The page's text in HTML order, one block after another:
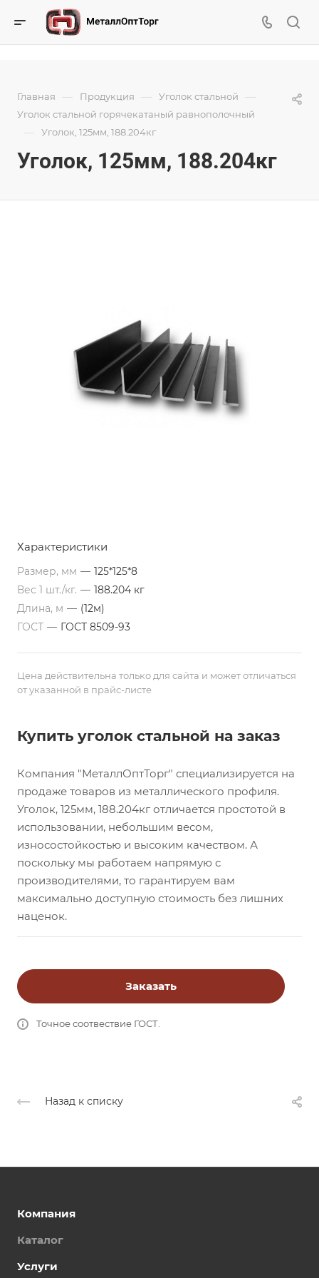
Главная — Продукция — Уголок стальной —
Уголок стальной горячекатаный равнополочный
— Уголок, 125мм, 188.204кг
Уголок, 125мм, 188.204кг
Характеристики
Размер, мм — 125*125*8
Вес 1 шт./кг. — 188.204 кг
Длина, м — (12м)
ГОСТ — ГОСТ 8509-93
Цена действительна только для сайта и может отличаться
от указанной в прайс-листе
Купить уголок стальной на заказ
Компания "МеталлОптТорг" специализируется на
продаже товаров из металлического профиля.
Уголок, 125мм, 188.204кг отличается простотой в
использовании, небольшим весом,
износостойкостью и высоким качеством. А
поскольку мы работаем напрямую с
производителями, то гарантируем вам
максимально доступную стоимость без лишних
наценок.
Заказать
Точное соотвествие ГОСТ.
Назад к списку
Компания
Каталог
Услуги